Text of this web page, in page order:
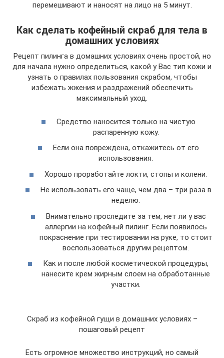
перемешивают и наносят на лицо на 5 минут.
Как сделать кофейный скраб для тела в
домашних условиях
Рецепт пилинга в домашних условиях очень простой, но
для начала нужно определиться, какой у Вас тип кожи и
узнать о правилах пользования скрабом, чтобы
избежать жжения и раздражений обеспечить
максимальный уход.
Средство наносится только на чистую
распаренную кожу.
Если она повреждена, откажитесь от его
использования.
Хорошо проработайте локти, стопы и колени.
Не использовать его чаще, чем два – три раза в
неделю.
Внимательно проследите за тем, нет ли у вас
аллергии на кофейный пилинг. Если появилось
покраснение при тестировании на руке, то стоит
воспользоваться другим рецептом.
Как и после любой косметической процедуры,
нанесите крем жирным слоем на обработанные
участки.
Скраб из кофейной гущи в домашних условиях –
пошаговый рецепт
Есть огромное множество инструкций, но самый